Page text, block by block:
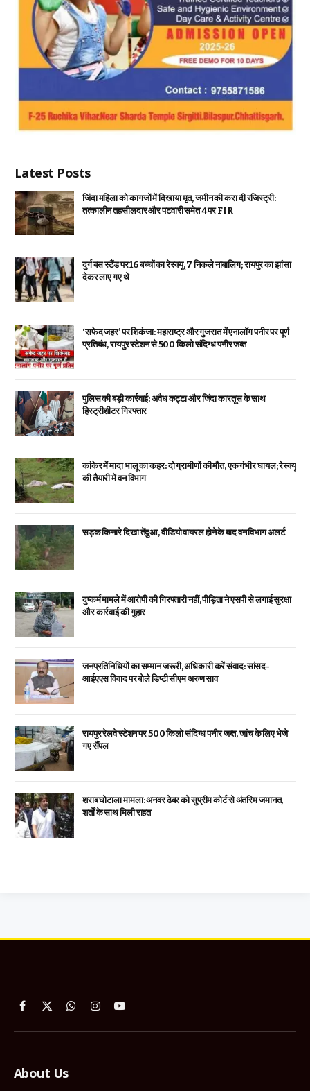
Latest Posts
जिंदा महिला को कागजों में दिखाया मृत, जमीन की करा दी रजिस्ट्री:
तत्कालीन तहसीलदार और पटवारी समेत 4 पर FIR
दुर्ग बस स्टैंड पर 16 बच्चों का रेस्क्यू, 7 निकले नाबालिग; रायपुर का झांसा
देकर लाए गए थे
‘सफेद जहर’ पर शिकंजा: महाराष्ट्र और गुजरात में एनालॉग पनीर पर पूर्ण
प्रतिबंध, रायपुर स्टेशन से 500 किलो संदिग्ध पनीर जब्त
पुलिस की बड़ी कार्रवाई: अवैध कट्टा और जिंदा कारतूस के साथ
हिस्ट्रीशीटर गिरफ्तार
कांकेर में मादा भालू का कहर: दो ग्रामीणों की मौत, एक गंभीर घायल; रेस्क्यू
की तैयारी में वन विभाग
सड़क किनारे दिखा तेंदुआ, वीडियो वायरल होने के बाद वन विभाग अलर्ट
दुष्कर्म मामले में आरोपी की गिरफ्तारी नहीं, पीड़िता ने एसपी से लगाई सुरक्षा
और कार्रवाई की गुहार
जनप्रतिनिधियों का सम्मान जरूरी, अधिकारी करें संवाद: सांसद-
आईएएस विवाद पर बोले डिप्टी सीएम अरुण साव
रायपुर रेलवे स्टेशन पर 500 किलो संदिग्ध पनीर जब्त, जांच के लिए भेजे
गए सैंपल
शराब घोटाला मामला: अनवर ढेबर को सुप्रीम कोर्ट से अंतरिम जमानत,
शर्तों के साथ मिली राहत
Facebook
X
WhatsApp
InstagramYouTube
About Us